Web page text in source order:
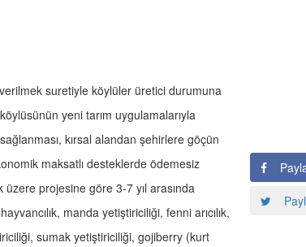
suretiyle köylüler üretici durumuna
yeni tarım uygulamalarıyla
kırsal alandan şehirlere göçün
maksatlı desteklerde ödemesiz
projesine göre 3-7 yıl arasında
manda yetiştiriciliği, fenni arıcılık,
sumak yetiştiriciliği, gojiberry (kurt